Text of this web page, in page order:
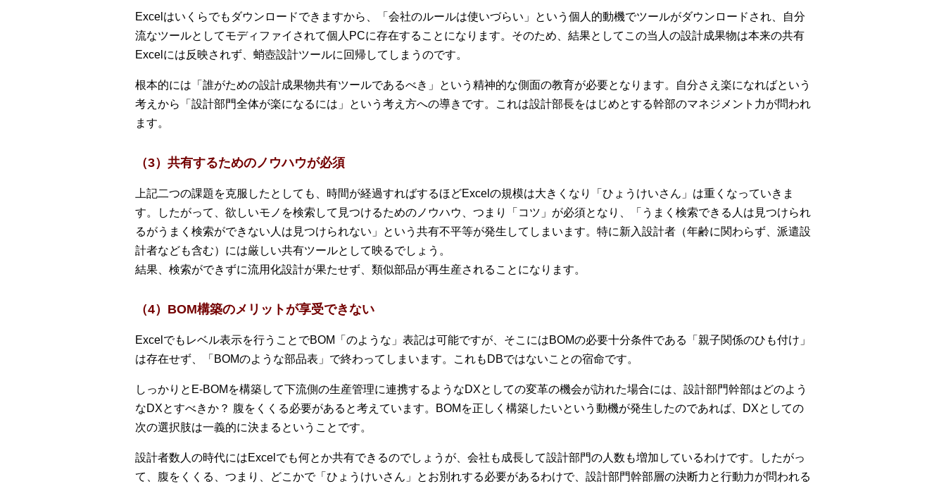
Excelはいくらでもダウンロードできますから、「会社のルールは使いづらい」という個人的動機でツールがダウンロードされ、自分
流なツールとしてモディファイされて個人PCに存在することになります。そのため、結果としてこの当人の設計成果物は本来の共有
Excelには反映されず、蛸壺設計ツールに回帰してしまうのです。
根本的には「誰がための設計成果物共有ツールであるべき」という精神的な側面の教育が必要となります。自分さえ楽になればという
考えから「設計部門全体が楽になるには」という考え方への導きです。これは設計部長をはじめとする幹部のマネジメント力が問われ
ます。
（3）共有するためのノウハウが必須
上記二つの課題を克服したとしても、時間が経過すればするほどExcelの規模は大きくなり「ひょうけいさん」は重くなっていきま
す。したがって、欲しいモノを検索して見つけるためのノウハウ、つまり「コツ」が必須となり、「うまく検索できる人は見つけられ
るがうまく検索ができない人は見つけられない」という共有不平等が発生してしまいます。特に新入設計者（年齢に関わらず、派遣設
計者なども含む）には厳しい共有ツールとして映るでしょう。
結果、検索ができずに流用化設計が果たせず、類似部品が再生産されることになります。
（4）BOM構築のメリットが享受できない
Excelでもレベル表示を行うことでBOM「のような」表記は可能ですが、そこにはBOMの必要十分条件である「親子関係のひも付け」
は存在せず、「BOMのような部品表」で終わってしまいます。これもDBではないことの宿命です。
しっかりとE-BOMを構築して下流側の生産管理に連携するようなDXとしての変革の機会が訪れた場合には、設計部門幹部はどのよう
なDXとすべきか？ 腹をくくる必要があると考えています。BOMを正しく構築したいという動機が発生したのであれば、DXとしての
次の選択肢は一義的に決まるということです。
設計者数人の時代にはExcelでも何とか共有できるのでしょうが、会社も成長して設計部門の人数も増加しているわけです。したがっ
て、腹をくくる、つまり、どこかで「ひょうけいさん」とお別れする必要があるわけで、設計部門幹部層の決断力と行動力が問われる